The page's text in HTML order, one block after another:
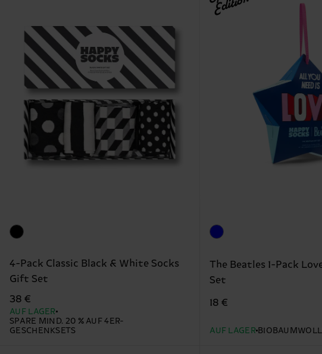
4-Pack Classic Black & White Socks
Gift Set
38 €
AUF LAGER
SPARE MIND. 20 % AUF 4ER-
GESCHENKSETS
The Beatles 1-Pack
Set
18 €
AUF LAGER